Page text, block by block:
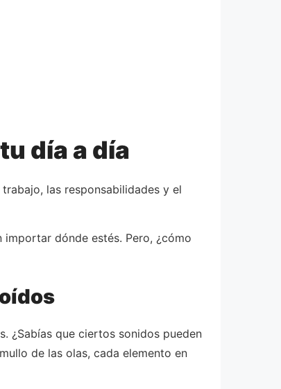
día a día
trabajo, las responsabilidades y el
importar dónde estés. Pero, ¿cómo
¿Sabías que ciertos sonidos pueden
de las olas, cada elemento en